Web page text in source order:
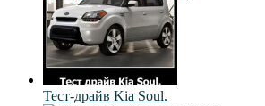
Тест-драйв Kia Soul.